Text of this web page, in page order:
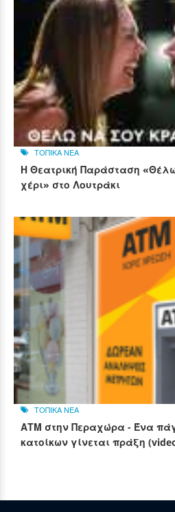
ΤΟΠΙΚΑ ΝΕΑ
Η Θεατρική Παράσταση
χέρι» στο Λουτράκι
ΤΟΠΙΚΑ ΝΕΑ
ΑΤΜ στην Περαχώρα - Ένα
κατοίκων γίνεται πράξη